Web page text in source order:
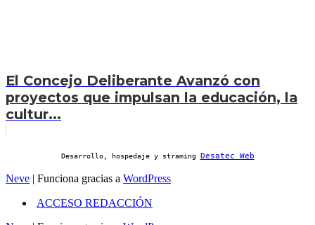
El Concejo Deliberante Avanzó con
proyectos que impulsan la educación, la
cultur...
Desarrollo, hospedaje y straming Desatec Web
Neve | Funciona gracias a WordPress
ACCESO REDACCIÓN